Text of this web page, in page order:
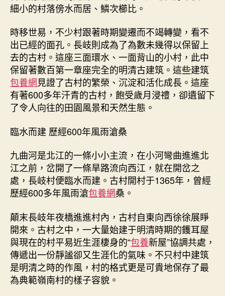
細小的村落傍水而居、鱗次櫛比。
時移世易，不少村跟著時期變遷而不竭轉變，看不
出已經的面孔。長岐則成為了為數未幾得以保留上
去的古村。這座三面環水、一面背山的小村，此中
保留著數百第一章座完全的明清古建筑。這些建筑
包養網見證了古村的繁榮、沉淀和活化成長。這座
有著600多年汗青的古村，飽受歲月浸禮，卻遺留下
了令人向往的田園風景和天然生態。
臨水而建 歷經600年風雨滄桑
九曲河是北江的一條小小主流，在小河彎曲進進北
江之前，岔開了一條旱路流向西江，就在開岔之
處，長岐村便臨水而建。古村開村于1365年，曾經
歷經600多年風雨滄包養網桑。
顛末長岐年夜橋進進村內，古村自東向西徐徐展睜
開來。古村之中，一大量始建于明清時期的鑊耳屋
與現在的村平易近生涯棲身的“包養新屋”協調共處，
傳遞出一份靜謐卻又生涯化的氣味。不只村中建筑
是明清之時的作風，村的格式更是可貴地保存了最
為典範嶺南村的樣子容貌。